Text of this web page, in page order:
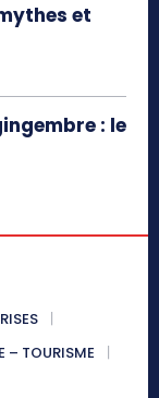
et
: le
– TOURISME